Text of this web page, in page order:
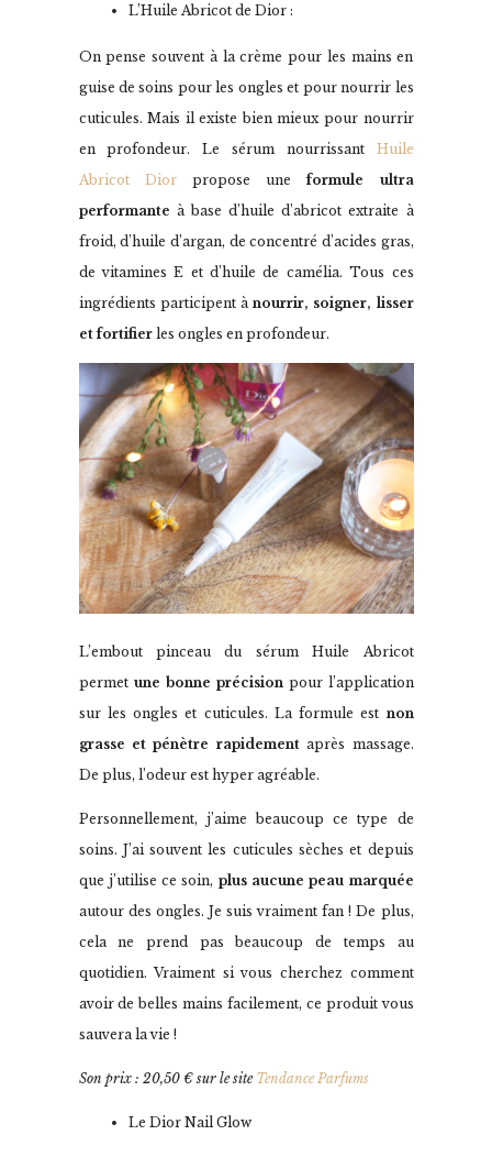
L’Huile Abricot de Dior :
On pense souvent à la crème pour les mains en
guise de soins pour les ongles et pour nourrir les
cuticules. Mais il existe bien mieux pour nourrir
en profondeur. Le sérum nourrissant Huile
Abricot Diorpropose uneformule ultra
performante à base d’huile d’abricot extraite à
froid, d’huile d’argan, de concentré d’acides gras,
de vitamines E et d’huile de camélia. Tous ces
ingrédients participent ànourrir, soigner, lisser
et fortifierles ongles en profondeur.
L’embout pinceau du sérum Huile Abricot
permet une bonne précision pour l’application
sur les ongles et cuticules. La formule est non
grasse et pénètre rapidementaprès massage.
De plus, l’odeur est hyper agréable.
Personnellement, j’aime beaucoup ce type de
soins. J’ai souvent les cuticules sèches et depuis
que j’utilise ce soin, plus aucune peau marquée
autour des ongles. Je suis vraiment fan ! De plus,
cela ne prend pas beaucoup de temps au
quotidien. Vraiment si vous cherchez comment
avoir de belles mains facilement, ce produit vous
sauvera la vie !
Son prix : 20,50 € sur le site Tendance Parfums
Le Dior Nail Glow